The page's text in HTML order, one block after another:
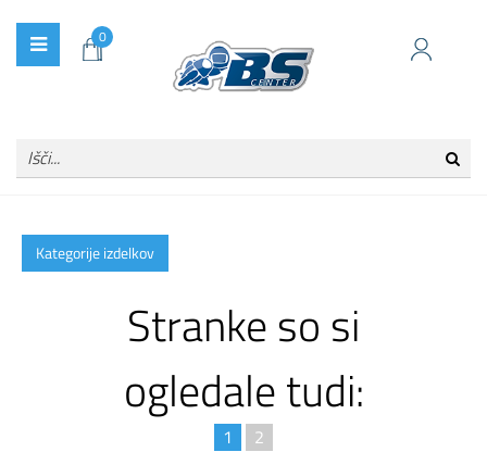
0
Kategorije izdelkov
Stranke so si
ogledale tudi:
1 2